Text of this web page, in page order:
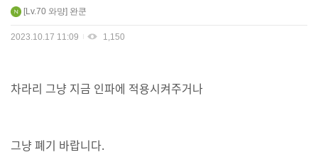
판 Lv.70 와먕 완쿤
2023.10.17 11:09 1,150
차라리 그냥 지금 인파에 적용시켜주거나
그냥 폐기 바랍니다.